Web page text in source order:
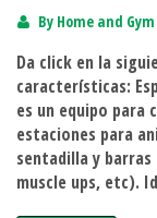
By Home and Gym
Da click en la
características:
es un equipo para
estaciones para
sentadilla y
muscle ups, etc).